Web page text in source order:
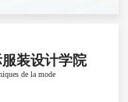
装设计学院
de la mode